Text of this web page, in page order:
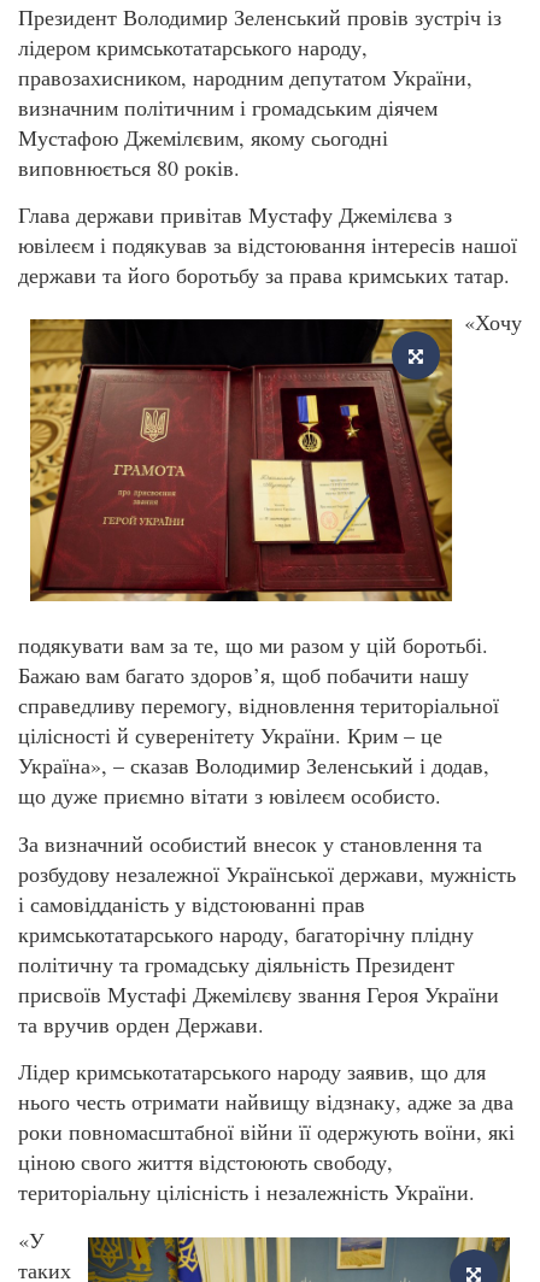
Президент Володимир Зеленський провів зустріч із
лідером кримськотатарського народу,
правозахисником, народним депутатом України,
визначним політичним і громадським діячем
Мустафою Джемілєвим, якому сьогодні
виповнюється 80 років.
Глава держави привітав Мустафу Джемілєва з
ювілеєм і подякував за відстоювання інтересів нашої
держави та його боротьбу за права кримських татар.
«Хочу
подякувати вам за те, що ми разом у цій боротьбі.
Бажаю вам багато здоров’я, щоб побачити нашу
справедливу перемогу, відновлення територіальної
цілісності й суверенітету України. Крим – це
Україна», – сказав Володимир Зеленський і додав,
що дуже приємно вітати з ювілеєм особисто.
За визначний особистий внесок у становлення та
розбудову незалежної Української держави, мужність
і самовідданість у відстоюванні прав
кримськотатарського народу, багаторічну плідну
політичну та громадську діяльність Президент
присвоїв Мустафі Джемілєву звання Героя України
та вручив орден Держави.
Лідер кримськотатарського народу заявив, що для
нього честь отримати найвищу відзнаку, адже за два
роки повномасштабної війни її одержують воїни, які
ціною свого життя відстоюють свободу,
територіальну цілісність і незалежність України.
«У
таких